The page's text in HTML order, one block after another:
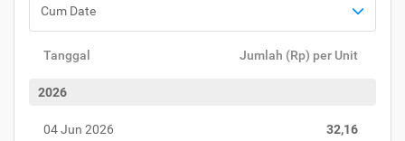
Cum Date
Tanggal Jumlah (Rp) per Unit
2026
04 Jun 2026 32,16